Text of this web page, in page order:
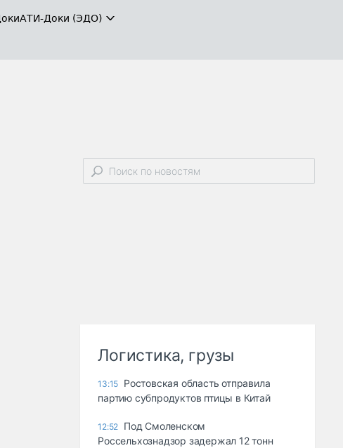
АТИ-Доки (ЭДО)
Логистика, грузы
13:15 Ростовская область отправила
партию субпродуктов птицы в Китай
12:52 Под Смоленском
Россельхознадзор задержал 12 тонн